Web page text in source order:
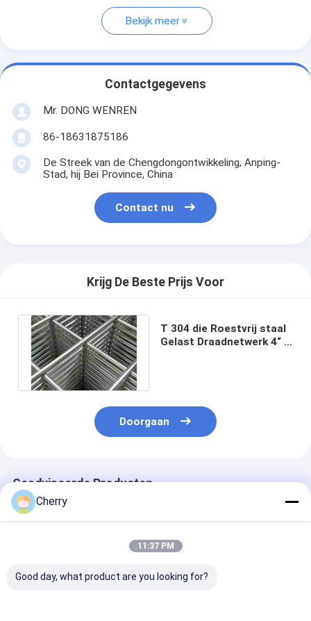
Bekijk meer
Contactgegevens
Mr. DONG WENREN
86-18631875186
De Streek van de Chengdongontwikkeling, Anping-
Stad, hij Bei Province, China
Contact nu
Krijg De Beste Prijs Voor
T 304 die Roestvrij staal
Gelast Draadnetwerk 4“ X
Doorgaan
Geadviseerde Producten
Cherry
11:37 PM
Good day, what product are you looking for?